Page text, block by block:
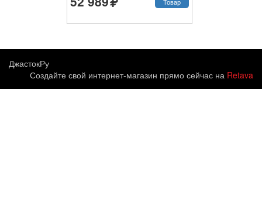
Товар
ДжастокРу
Создайте свой интернет-магазин прямо сейчас на Retava